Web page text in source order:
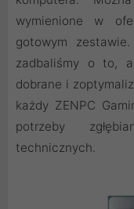
wymienione w
gotowym
zadbaliśmy o to,
dobrane i
każdy ZENPC
potrzeby
technicznych.